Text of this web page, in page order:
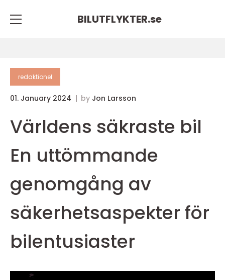
BILUTFLYKTER.se
redaktionel
01. January 2024 by Jon Larsson
Världens säkraste bil
En uttömmande
genomgång av
säkerhetsaspekter för
bilentusiaster